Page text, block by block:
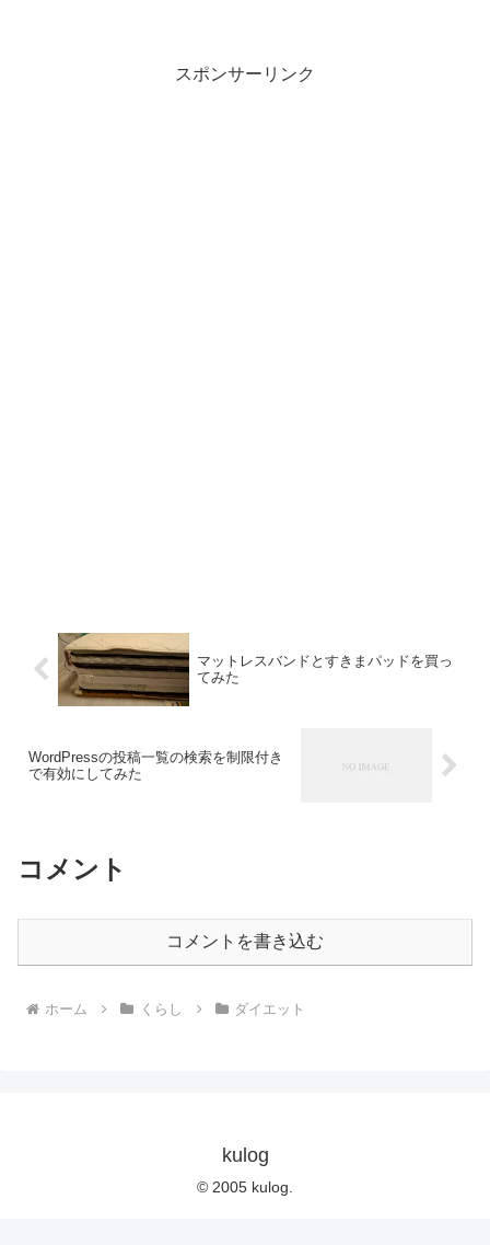
スポンサーリンク
マットレスバンドとすきまパッドを買っ
てみた
WordPressの投稿一覧の検索を制限付き
で有効にしてみた
コメント
コメントを書き込む
ホーム くらし ダイエット
kulog
© 2005 kulog.